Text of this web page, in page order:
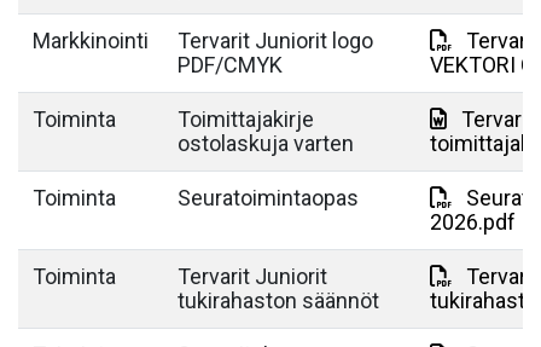
Markkinointi
Tervarit Juniorit logo
PDF/CMYK
VEKTORI
Toiminta
Toimittajakirje
ostolaskuja varten
Tervarit
Toiminta Seuratoimintaopas
2026.pdf
Toiminta
Tervarit Juniorit
tukirahaston säännöt